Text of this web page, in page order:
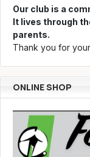
Our club is a
It lives through
parents.
Thank you for
ONLINE SHOP